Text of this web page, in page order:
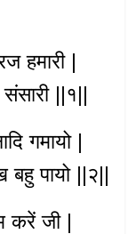
हमारी |
||१||
गमायो |
बहु पायो ||२||
करें जी |